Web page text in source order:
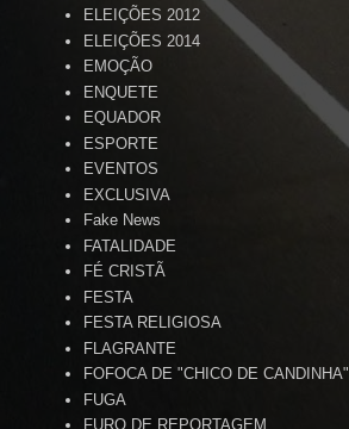
ELEIÇÕES 2012
ELEIÇÕES 2014
EMOÇÃO
ENQUETE
EQUADOR
ESPORTE
EVENTOS
EXCLUSIVA
Fake News
FATALIDADE
FÉ CRISTÃ
FESTA
FESTA RELIGIOSA
FLAGRANTE
FOFOCA DE "CHICO DE CANDINHA"
FUGA
FURO DE REPORTAGEM